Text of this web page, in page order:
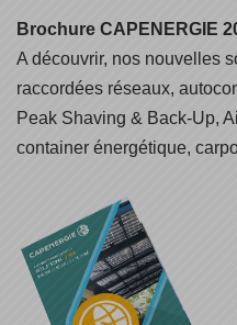
Brochure CAPENERGIE
A découvrir, nos nouvelles
raccordées réseaux,
Peak Shaving & Back-Up,
container énergétique,